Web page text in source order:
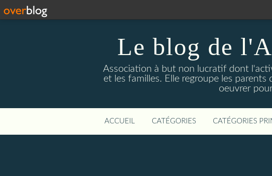
Le blog de
Association à but non lucratif dont
et les familles. Elle regroupe les
oeuvrer
ACCUEIL CATÉGORIES CATÉGORIES